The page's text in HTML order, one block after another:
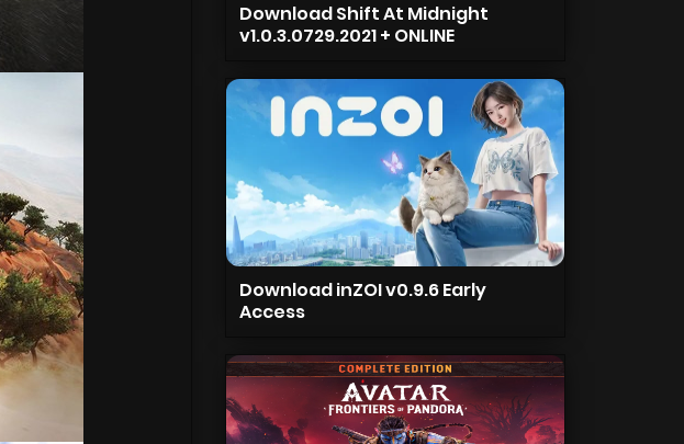
Download Shift At Midnight
v1.0.3.0729.2021 + ONLINE
Download inZOI v0.9.6 Early
Access